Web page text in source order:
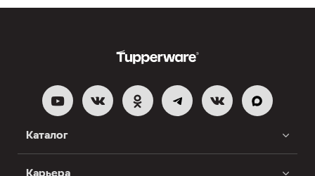
Каталог
Карьера